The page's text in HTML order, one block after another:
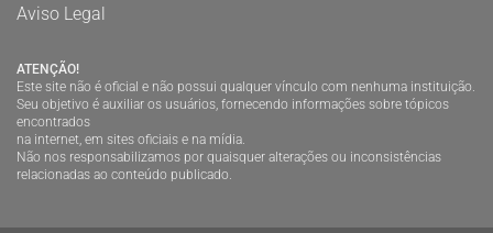
Aviso Legal
ATENÇÃO!
Este site não é oficial e não possui qualquer vínculo com nenhuma instituição.
Seu objetivo é auxiliar os usuários, fornecendo informações sobre tópicos
encontrados
na internet, em sites oficiais e na mídia.
Não nos responsabilizamos por quaisquer alterações ou inconsistências
relacionadas ao conteúdo publicado.